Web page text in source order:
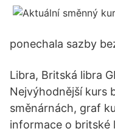
ponechala sazby
Libra, Britská libra
Nejvýhodnější kurs
směnárnách, graf
informace o britské